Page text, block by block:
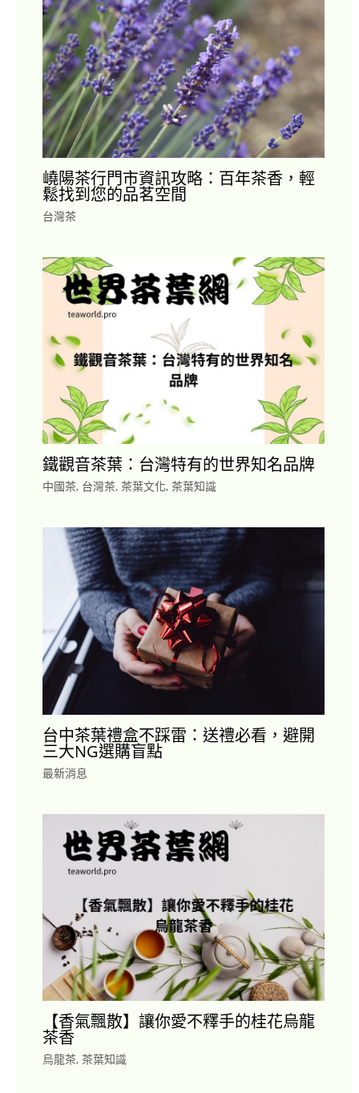
嶢陽茶行門市資訊攻略：百年茶香，輕
鬆找到您的品茗空間
台灣茶
鐵觀音茶葉：台灣特有的世界知名品牌
中國茶, 台灣茶, 茶葉文化, 茶葉知識
台中茶葉禮盒不踩雷：送禮必看，避開
三大NG選購盲點
最新消息
【香氣飄散】讓你愛不釋手的桂花烏龍
茶香
烏龍茶, 茶葉知識